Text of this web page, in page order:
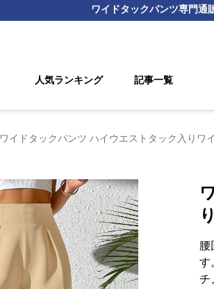
ワイドタックパンツ専門通
人気ランキング 記事一覧
ワイドタックパンツ ハイウエストタック入りワ
腰
す
チ